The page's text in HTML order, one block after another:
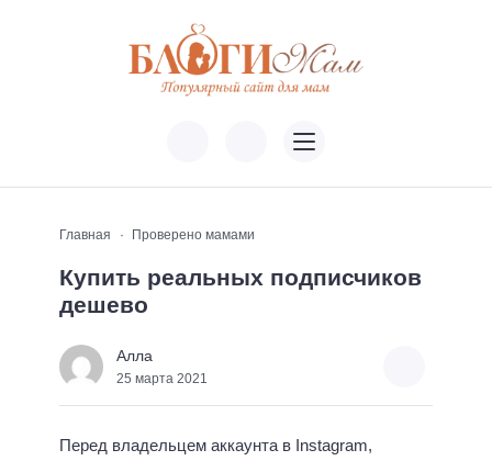
Главная Проверено мамами
Купить реальных подписчиков
дешево
Алла
25 марта 2021
Перед владельцем аккаунта в Instagram,